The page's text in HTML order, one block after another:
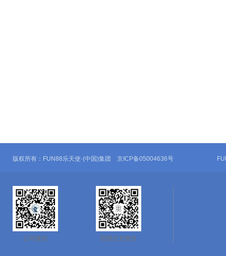
版权所有：FUN88乐天使·(中国)集团 京ICP备05004636号
公司微信 院团总支微信